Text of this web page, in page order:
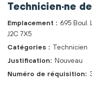
Technicien·ne
695 Boul.
J2C 7X5
Technicien
Nouveau